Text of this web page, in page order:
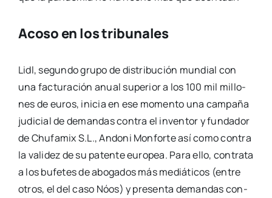
Acoso en los tribunales
Lidl, segun­do gru­po de dis­tri­bu­ción mun­dial con
una fac­tu­ra­ción anual supe­rior a los 100 mil millo­
nes de euros, ini­cia en ese momen­to una cam­pa­ña
judi­cial de deman­das con­tra el inven­tor y fun­da­dor
de Chu­fa­mix S.L., Ando­ni Mon­for­te así como con­tra
la vali­dez de su paten­te euro­pea. Para ello, con­tra­ta
a los bufe­tes de abo­ga­dos más mediá­ti­cos (entre
otros, el del caso Nóos) y pre­sen­ta deman­das con­